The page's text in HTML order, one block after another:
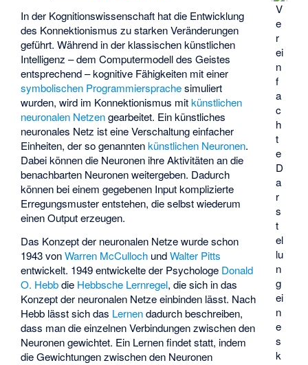
V
e
r
ei
n
f
a
c
h
t
e
D
a
r
s
t
el
lu
n
g
ei
n
e
s
k
In der Kognitionswissenschaft hat die Entwicklung
des Konnektionismus zu starken Veränderungen
geführt. Während in der klassischen künstlichen
Intelligenz – dem Computermodell des Geistes
entsprechend – kognitive Fähigkeiten mit einer
symbolischen Programmiersprachesimuliert
wurden, wird im Konnektionismus mitkünstlichen
neuronalen Netzengearbeitet. Ein künstliches
neuronales Netz ist eine Verschaltung einfacher
Einheiten, der so genanntenkünstlichen Neuronen.
Dabei können die Neuronen ihre Aktivitäten an die
benachbarten Neuronen weitergeben. Dadurch
können bei einem gegebenen Input komplizierte
Erregungsmuster entstehen, die selbst wiederum
einen Output erzeugen.
Das Konzept der neuronalen Netze wurde schon
1943 vonWarren McCulloch undWalter Pitts
entwickelt. 1949 entwickelte der Psychologe Donald
O. Hebbdie Hebbsche Lernregel, die sich in das
Konzept der neuronalen Netze einbinden lässt. Nach
Hebb lässt sich das Lernendadurch beschreiben,
dass man die einzelnen Verbindungen zwischen den
Neuronen gewichtet. Ein Lernen findet statt, indem
die Gewichtungen zwischen den Neuronen